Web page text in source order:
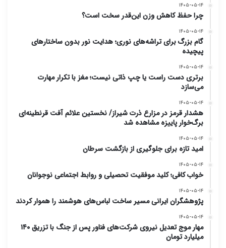
۱۴۰۵-۰۵-۱۴
چرا حفظ کاهش وزن این‌قدر سخت است؟
۱۴۰۵-۰۵-۱۴
گام بزرگ برای تراشه‌های نوری؛ هدایت نور بدون ساختارهای
پیچیده
۱۴۰۵-۰۵-۱۴
برتری دست راست یا چپ ذاتی نیست؛ مغز با تکرار مهارت
می‌سازد
۱۴۰۵-۰۵-۱۴
هشدار قرمز در مزارع ذرت شیراز/ نخستین علائم آفت قرنطینه‌ای
برگ‌خوار پاییزه مشاهده شد
۱۴۰۵-۰۵-۱۴
امید تازه برای جلوگیری از بازگشت سرطان
۱۴۰۵-۰۵-۱۴
خواب کافی؛ کلید موفقیت تحصیلی و روابط اجتماعی نوجوانان
۱۴۰۵-۰۵-۱۴
پژوهشگران ایرانی مسیر ساخت لباس‌های هوشمند را هموار کردند
۱۴۰۵-۰۵-۱۴
مهار موج تعدیل نیروی شرکت‌های فناور پس از جنگ با تزریق ۱۴۰
میلیارد تومان